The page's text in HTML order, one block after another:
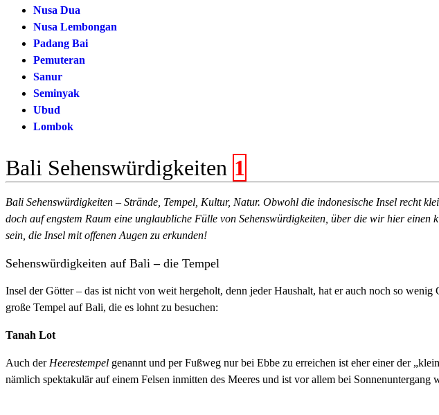
Nusa Dua
Nusa Lembongan
Padang Bai
Pemuteran
Sanur
Seminyak
Ubud
Lombok
Bali Sehenswürdigkeiten 1
Bali Sehenswürdigkeiten – Strände, Tempel, Kultur, Natur. Obwohl die indonesische Insel recht
doch auf engstem Raum eine unglaubliche Fülle von Sehenswürdigkeiten, über die wir hier
sein, die Insel mit offenen Augen zu erkunden!
Sehenswürdigkeiten auf Bali– die Tempel
Insel der Götter – das ist nicht von weit hergeholt, denn jeder Haushalt, hat er auch noch so
große Tempel auf Bali, die es lohnt zu besuchen:
Tanah Lot
Auch der Heerestempel genannt und per Fußweg nur bei Ebbe zu erreichen ist eher einer der
nämlich spektakulär auf einem Felsen inmitten des Meeres und ist vor allem bei